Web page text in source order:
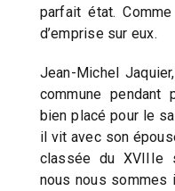
parfait état.
d’emprise sur eux.
Jean-Michel
commune
bien placé pour le
il vit avec son
classée du XVIIIe
nous nous sommes